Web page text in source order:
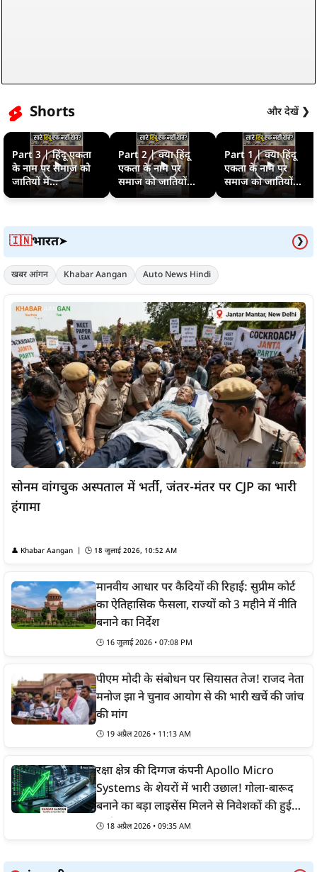
Shorts और देखें ❯
Part 3 | हिंदू एकता
के नाम पर समाज को
जातियों में...
Part 2 | क्या हिंदू
एकता के नाम पर
समाज को जातियों...
Part 1 | क्या हिंदू
एकता के नाम पर
समाज को जातियों...
🇮🇳भारत➤ ❯
खबर आंगन Khabar Aangan Auto News Hindi
सोनम वांगचुक अस्पताल में भर्ती, जंतर-मंतर पर CJP का भारी
हंगामा
👤 Khabar Aangan | 🕒 18 जुलाई 2026, 10:52 AM
मानवीय आधार पर कैदियों की रिहाई: सुप्रीम कोर्ट
का ऐतिहासिक फैसला, राज्यों को 3 महीने में नीति
बनाने का निर्देश
🕒 16 जुलाई 2026 • 07:08 PM
पीएम मोदी के संबोधन पर सियासत तेज! राजद नेता
मनोज झा ने चुनाव आयोग से की भारी खर्चे की जांच
की मांग
🕒 19 अप्रैल 2026 • 11:13 AM
रक्षा क्षेत्र की दिग्गज कंपनी Apollo Micro
Systems के शेयरों में भारी उछाल! गोला-बारूद
बनाने का बड़ा लाइसेंस मिलने से निवेशकों की हुई
चांदी
🕒 18 अप्रैल 2026 • 09:35 AM